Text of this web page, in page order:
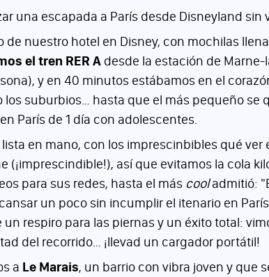
una escapada a París desde Disneyland
de nuestro hotel en Disney, con mochilas
el tren RER A desde la estación de
y en 40 minutos estábamos en el
los suburbios… hasta que el más pequeño se
París de 1 día con adolescentes.
lista en mano, con los imprescinbibles qué
(¡imprescindible!), así que evitamos la cola
para sus redes, hasta el más cooladmitió:
un poco sin incumplir el itenario en
un respiro para las piernas y un éxito total:
del recorrido… ¡llevad un cargador portátil!
a Le Marais, un barrio con vibra joven y que